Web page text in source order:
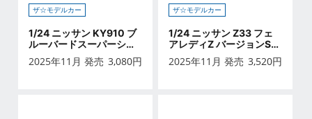
ザ☆モデルカー
1/24 ニッサン KY910 ブ
ルーバードスーパーシル
エット '83
2025年11月 発売 3,080円
ザ☆モデルカー
1/24 ニッサン Z33 フェ
アレディZ バージョンST
2025年11月 発売 3,520円